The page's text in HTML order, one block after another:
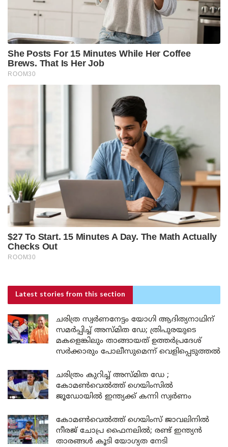
Latest stories from this section
ചരിത്ര സ്വർണനേട്ടം യോഗി ആദിത്യനാഥിന്
സമർപ്പിച്ച് അസ്മിത ഡേ; ത്രിപുരയുടെ
മകളെങ്കിലും താങ്ങായത് ഉത്തർപ്രദേശ്
സർക്കാരും പോലീസുമെന്ന് വെളിപ്പെടുത്തൽ
ചരിത്രം കുറിച്ച് അസ്മിത ഡേ ;
കോമൺവെൽത്ത് ഗെയിംസിൽ
ജൂഡോയിൽ ഇന്ത്യക്ക് കന്നി സ്വർണം
കോമൺവെൽത്ത് ഗെയിംസ് ജാവലിനിൽ
നീരജ് ചോപ്ര ഫൈനലിൽ; രണ്ട് ഇന്ത്യൻ
താരങ്ങൾ കൂടി യോഗ്യത നേടി